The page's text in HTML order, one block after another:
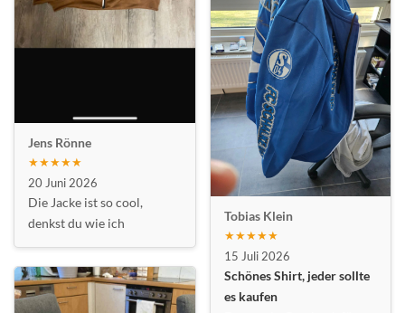
Jens Rönne
★★★★★
20 Juni 2026
Die Jacke ist so cool,
denkst du wie ich
Tobias Klein
★★★★★
15 Juli 2026
Schönes Shirt, jeder sollte
es kaufen